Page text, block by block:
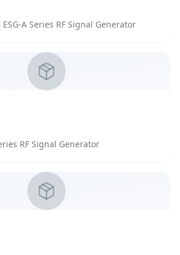
A Series RF Signal Generator
RF Signal Generator